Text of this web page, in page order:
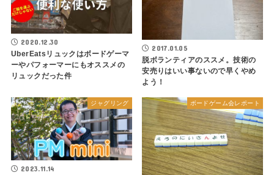
2020.12.30
UberEatsリュックはボードゲーマ
ーやパフォーマーにもオススメの
リュックだった件
2017.01.05
脱ボランティアのススメ。技術の
安売りはいい事ないので早くやめ
よう！
ジャグリング
2023.11.14
ボードゲーム会レポート